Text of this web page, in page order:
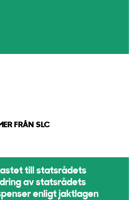
FRÅN SLC
till statsrådets
av statsrådets
enligt jaktlagen